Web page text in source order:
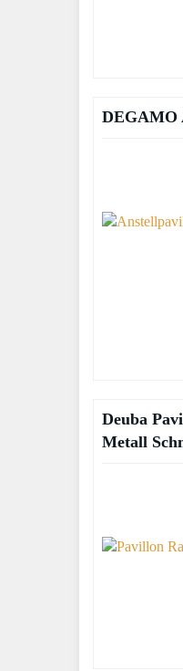
DEGAMO
Deuba
Metall